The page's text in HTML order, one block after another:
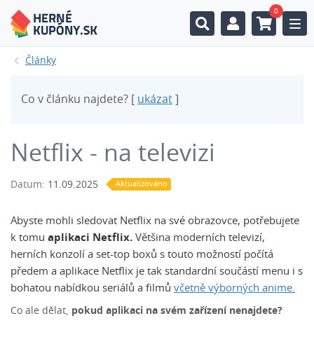
0
Články
Co v článku najdete? [ ukázat
Netflix - na televizi
Datum: 11.09.2025 Aktualizováno
Abyste mohli sledovat Netflix na své obrazovce, potřebujete
k tomu aplikaci Netflix. Většina moderních televizí,
herních konzolí a set-top boxů s touto možností počítá
předem a aplikace Netflix je tak standardní součástí menu i s
bohatou nabídkou seriálů a filmů včetně výborných anime.
Co ale dělat, pokud aplikaci na svém zařízení nenajdete?